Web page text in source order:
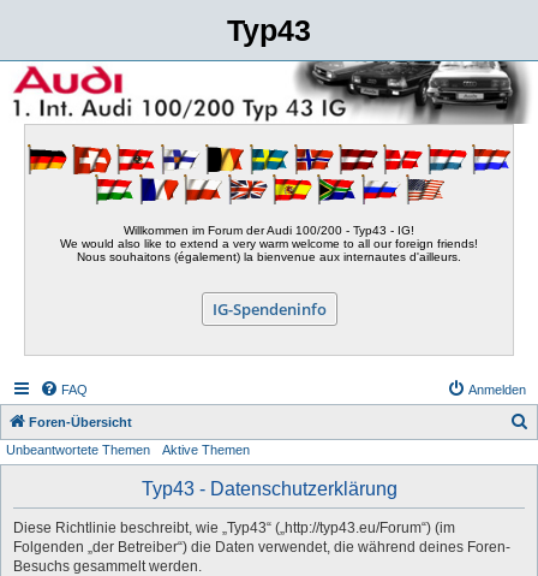
Typ43
Willkommen im Forum der Audi 100/200 - Typ43 - IG!
We would also like to extend a very warm welcome to all our foreign friends!
Nous souhaitons (également) la bienvenue aux internautes d'ailleurs.
IG-Spendeninfo
FAQ Anmelden
Foren-Übersicht
Unbeantwortete Themen Aktive Themen
Typ43 - Datenschutzerklärung
Diese Richtlinie beschreibt, wie „Typ43“ („http://typ43.eu/Forum“) (im
Folgenden „der Betreiber“) die Daten verwendet, die während deines Foren-
Besuchs gesammelt werden.